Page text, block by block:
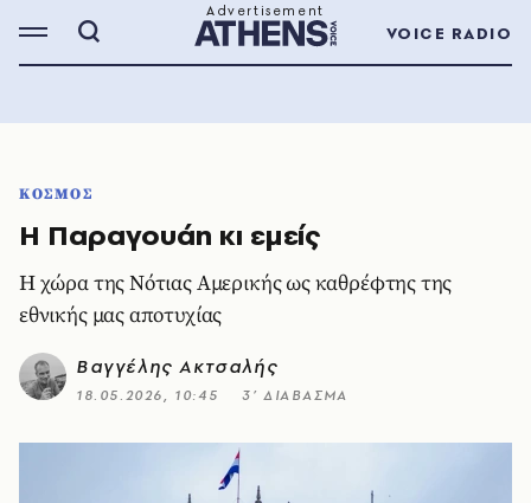
VOICE RADIO
ΚΟΣΜΟΣ
Η Παραγουάη κι εμείς
Η χώρα της Νότιας Αμερικής ως καθρέφτης της
εθνικής μας αποτυχίας
Βαγγέλης Ακτσαλής
18.05.2026, 10:45 3’ ΔΙΑΒΑΣΜΑ